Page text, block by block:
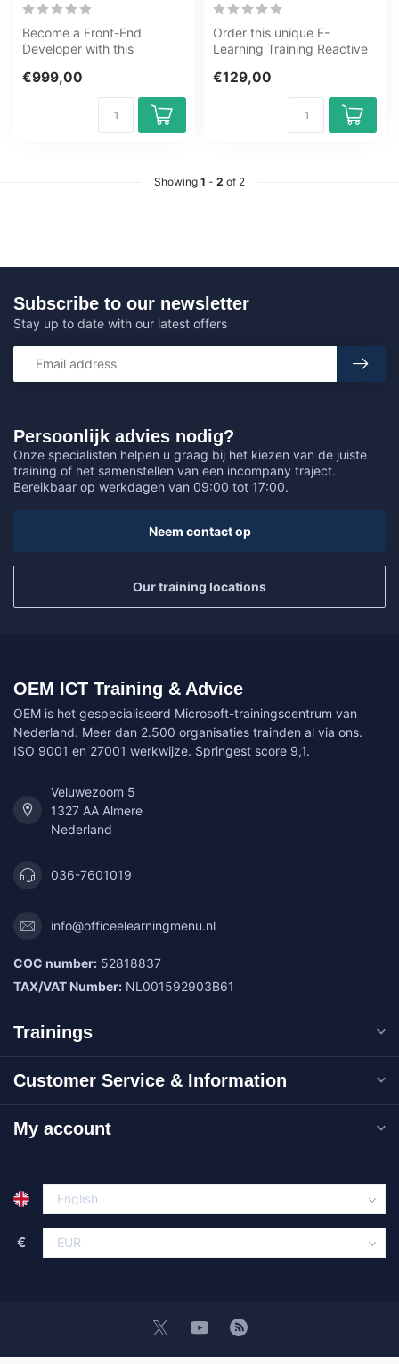
Become a Front-End
Developer with this
course. Lear...
€999,00
Order this unique E-
Learning Training Reactive
online, 1 ...
€129,00
Showing 1 - 2 of 2
Persoonlijk advies nodig?
Onze specialisten helpen u graag bij het kiezen van de juiste
training of het samenstellen van een incompany traject.
Bereikbaar op werkdagen van 09:00 tot 17:00.
Neem contact op
Our training locations
Subscribe to our newsletter
Stay up to date with our latest offers
OEM ICT Training & Advice
OEM is het gespecialiseerd Microsoft-trainingscentrum van
Nederland. Meer dan 2.500 organisaties trainden al via ons.
ISO 9001 en 27001 werkwijze. Springest score 9,1.
Veluwezoom 5
1327 AA Almere
Nederland
036-7601019
info@officeelearningmenu.nl
COC number: 52818837
TAX/VAT Number: NL001592903B61
Trainings
Customer Service & Information
My account
€